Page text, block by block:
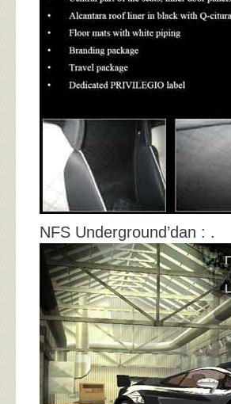
NFS Underground’dan : .